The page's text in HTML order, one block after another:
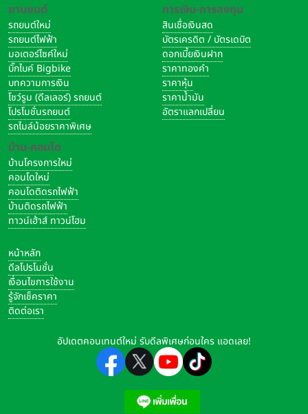
ยานยนต์
รถยนต์ใหม่
รถยนต์ไฟฟ้า
มอเตอร์ไซค์ใหม่
บิ๊กไบค์ Bigbike
บทความการเงิน
โชว์รูม (ดีลเลอร์) รถยนต์
โปรโมชั่นรถยนต์
รถไมล์น้อยราคาพิเศษ
บ้าน-คอนโด
บ้านโครงการใหม่
คอนโดใหม่
คอนโดติดรถไฟฟ้า
บ้านติดรถไฟฟ้า
ทาวน์เฮ้าส์ ทาวน์โฮม
การเงิน-การลงทุน
สินเชื่อเงินสด
บัตรเครดิต / บัตรเดบิต
ดอกเบี้ยเงินฝาก
ราคาทองคำ
ราคาหุ้น
ราคาน้ำมัน
อัตราแลกเปลี่ยน
หน้าหลัก
ดีลโปรโมชั่น
เงื่อนไขการใช้งาน
รู้จักเช็คราคา
ติดต่อเรา
อัปเดตคอนเทนต์ใหม่ รับดีลพิเศษก่อนใคร แอดเลย!